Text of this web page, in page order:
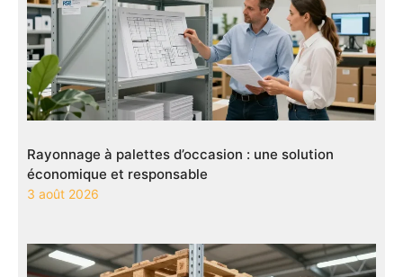
Rayonnage à palettes d’occasion : une solution
économique et responsable
3 août 2026